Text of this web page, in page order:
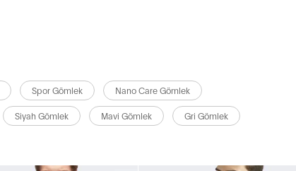
Spor Gömlek Nano Care Gömlek
Siyah Gömlek Mavi Gömlek Gri Gömlek